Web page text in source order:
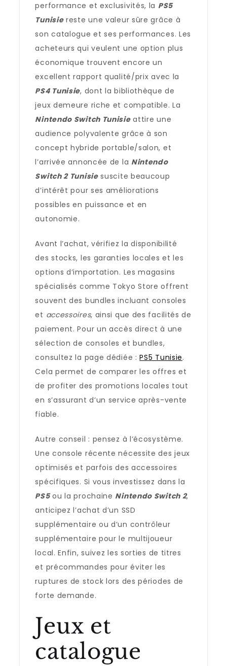
performance et exclusivités, la PS5
Tunisiereste une valeur sûre grâce à
son catalogue et ses performances. Les
acheteurs qui veulent une option plus
économique trouvent encore un
excellent rapport qualité/prix avec la
PS4 Tunisie, dont la bibliothèque de
jeux demeure riche et compatible. La
Nintendo Switch Tunisieattire une
audience polyvalente grâce à son
concept hybride portable/salon, et
l’arrivée annoncée de la Nintendo
Switch 2 Tunisiesuscite beaucoup
d’intérêt pour ses améliorations
possibles en puissance et en
autonomie.
Avant l’achat, vérifiez la disponibilité
des stocks, les garanties locales et les
options d’importation. Les magasins
spécialisés comme Tokyo Store offrent
souvent des bundles incluant consoles
et accessoires, ainsi que des facilités de
paiement. Pour un accès direct à une
sélection de consoles et bundles,
consultez la page dédiée :PS5 Tunisie.
Cela permet de comparer les offres et
de profiter des promotions locales tout
en s’assurant d’un service après-vente
fiable.
Autre conseil : pensez à l’écosystème.
Une console récente nécessite des jeux
optimisés et parfois des accessoires
spécifiques. Si vous investissez dans la
PS5ou la prochaine Nintendo Switch 2,
anticipez l’achat d’un SSD
supplémentaire ou d’un contrôleur
supplémentaire pour le multijoueur
local. Enfin, suivez les sorties de titres
et précommandes pour éviter les
ruptures de stock lors des périodes de
forte demande.
Jeux et
catalogue